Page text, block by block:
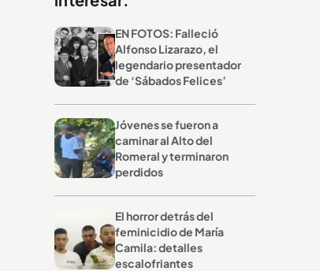
EN FOTOS: Falleció
Alfonso Lizarazo, el
legendario presentador
de ‘Sábados Felices’
Jóvenes se fueron a
caminar al Alto del
Romeral y terminaron
perdidos
El horror detrás del
feminicidio de María
Camila: detalles
escalofriantes